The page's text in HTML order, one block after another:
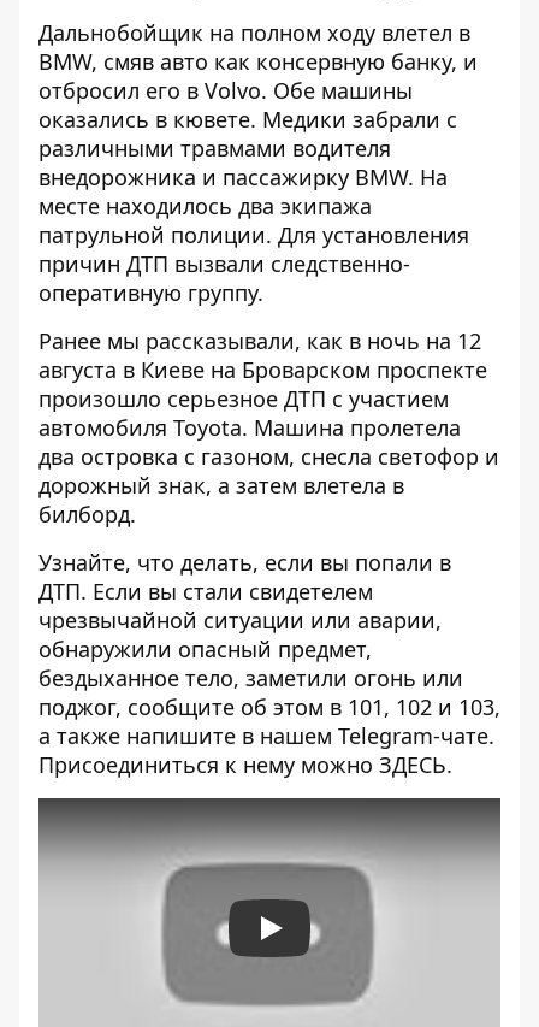
Дальнобойщик на полном ходу влетел в
BMW, смяв авто как консервную банку, и
отбросил его в Volvo. Обе машины
оказались в кювете. Медики забрали с
различными травмами водителя
внедорожника и пассажирку BMW. На
месте находилось два экипажа
патрульной полиции. Для установления
причин ДТП вызвали следственно-
оперативную группу.
Ранее мы рассказывали, как в ночь на 12
августа в Киеве на Броварском проспекте
произошло серьезное ДТП с участием
автомобиля Toyota. Машина пролетела
два островка с газоном, снесла светофор и
дорожный знак, а затем влетела в
билборд.
Узнайте, что делать, если вы попали в
ДТП. Если вы стали свидетелем
чрезвычайной ситуации или аварии,
обнаружили опасный предмет,
бездыханное тело, заметили огонь или
поджог, сообщите об этом в 101, 102 и 103,
а также напишите в нашем Telegram-чате.
Присоединиться к нему можно ЗДЕСЬ.
Play